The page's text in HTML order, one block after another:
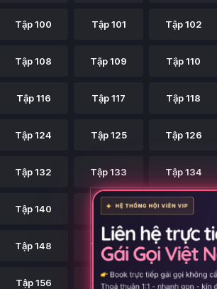
Tập 100 Tập 101 Tập 102
Tập 108 Tập 109 Tập 110
Tập 116 Tập 117 Tập 118
Tập 124 Tập 125 Tập 126
Tập 132 Tập 133 Tập 134
Tập 140 Tập 141 Tập 142
Tập 148 Tập 149 Tập 150
Tập 156 Tập 157 Tập 158